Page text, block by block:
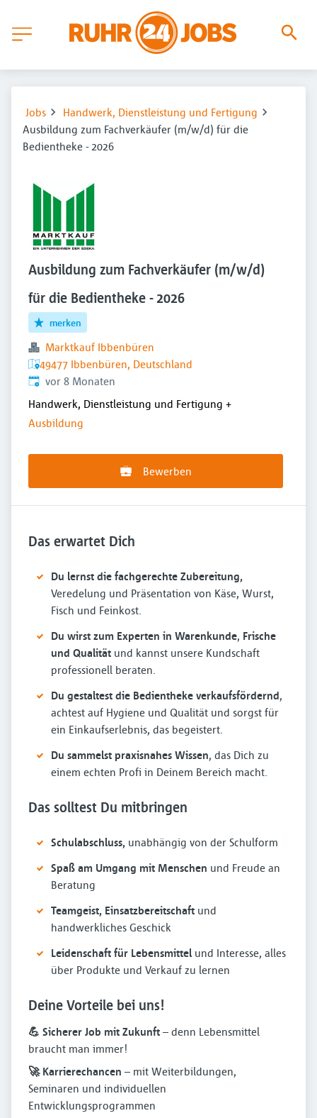
Jobs
Handwerk, Dienstleistung und Fertigung
Ausbildung zum Fachverkäufer (m/w/d) für die
Bedientheke - 2026
Ausbildung zum Fachverkäufer (m/w/d)
für die Bedientheke - 2026
merken
Marktkauf Ibbenbüren
49477 Ibbenbüren, Deutschland
Veröffentlicht:
vor 8 Monaten
Handwerk, Dienstleistung und Fertigung +
Ausbildung
Bewerben
Das erwartet Dich
Du lernst die fachgerechte Zubereitung,
Veredelung und Präsentation von Käse, Wurst,
Fisch und Feinkost.
Du wirst zum Experten in Warenkunde, Frische
und Qualität und kannst unsere Kundschaft
professionell beraten.
Du gestaltest die Bedientheke verkaufsfördernd,
achtest auf Hygiene und Qualität und sorgst für
ein Einkaufserlebnis, das begeistert.
Du sammelst praxisnahes Wissen, das Dich zu
einem echten Profi in Deinem Bereich macht.
Das solltest Du mitbringen
Schulabschluss, unabhängig von der Schulform
Spaß am Umgang mit Menschen und Freude an
Beratung
Teamgeist, Einsatzbereitschaft und
handwerkliches Geschick
Leidenschaft für Lebensmittel und Interesse, alles
über Produkte und Verkauf zu lernen
Deine Vorteile bei uns!
💪 Sicherer Job mit Zukunft – denn Lebensmittel
braucht man immer!
🚀 Karrierechancen – mit Weiterbildungen,
Seminaren und individuellen
Entwicklungsprogrammen